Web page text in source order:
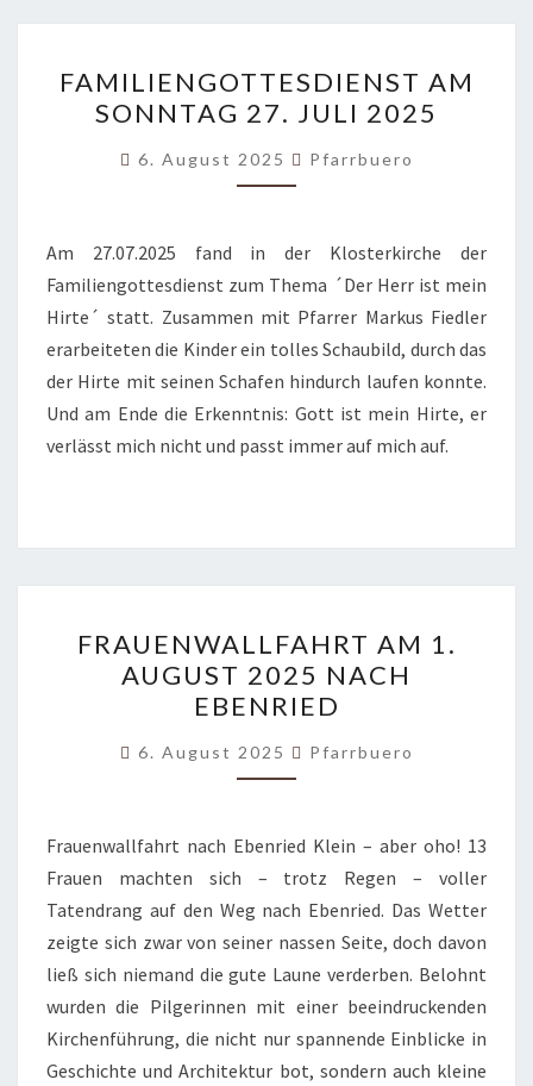
AM
SONNTAG
27.
JULI
FAMILIENGOTTESDIENST AM
SONNTAG 27. JULI 2025
6. August 2025 Pfarrbuero
Am 27.07.2025 fand in der Klosterkirche der
Familiengottesdienst zum Thema ´Der Herr ist mein
Hirte´ statt. Zusammen mit Pfarrer Markus Fiedler
erarbeiteten die Kinder ein tolles Schaubild, durch das
der Hirte mit seinen Schafen hindurch laufen konnte.
Und am Ende die Erkenntnis: Gott ist mein Hirte, er
verlässt mich nicht und passt immer auf mich auf.
AM
1.
AUGUST
2025
NACH
FRAUENWALLFAHRT AM 1.
AUGUST 2025 NACH
EBENRIED
6. August 2025 Pfarrbuero
Frauenwallfahrt nach Ebenried Klein – aber oho! 13
Frauen machten sich – trotz Regen – voller
Tatendrang auf den Weg nach Ebenried. Das Wetter
zeigte sich zwar von seiner nassen Seite, doch davon
ließ sich niemand die gute Laune verderben. Belohnt
wurden die Pilgerinnen mit einer beeindruckenden
Kirchenführung, die nicht nur spannende Einblicke in
Geschichte und Architektur bot, sondern auch kleine